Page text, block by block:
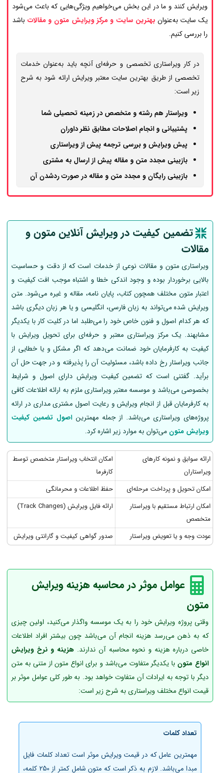
ویرایش کنند و ما در این بخش می‌خواهیم ویژگی‌هایی که باعث می‌شود
یک سایت به‌عنوانبهترین سایت و مرکز ویرایش متون و مقالات باشد
را بررسی کنیم.
در کار ویراستاری تخصصی و حرفه‌ای آنچه باید به‌عنوان خدمات
تخصصی از طریق بهترین سایت معتبر ویرایش ارائه شود به شرح
زیر است:
ویراستار هم ‌رشته و متخصص در زمینه تحصیلی شما
پشتیبانی و انجام اصلاحات مطابق نظر داوران
پیش‌‌ ویرایش و بررسی ترجمه پیش از ویراستاری
بازبینی مجدد متن و مقاله پیش از ارسال به مشتری
بازبینی رایگان و مجدد متن و مقاله در صورت ردشدن آن
تضمین کیفیت در ویرایش آنلاین متون و
مقالات
ویراستاری متون و مقالات نوعی از خدمات است که از دقت و حساسیت
بالایی برخوردار بوده و وجود اندکی خطا و اشتباه موجب افت کیفیت و
اعتبار متون مختلف همچون کتاب، پایان نامه، مقاله و غیره می‌شود. متن
ویرایش شده می‌تواند به زبان فارسی، انگلیسی و یا هر زبان دیگری باشد
که هر کدام اصول و فنون خاص خود را می‌طلبد اما در کلیت کار با یکدیگر
مشابهند. یک مرکز ویراستاری معتبر و حرفه‌ای برای تحویل ویرایش با
کیفیت به کارفرمایان خود ضمانت می‌دهد که اگر مشکل و یا خطایی از
جانب ویراستار رخ داده باشد، مسئولیت آن را پذیرفته و در جهت حل آن
برآید. گفتنی است که تضمین کیفیت ویرایش دارای اصول و شرایط
بخصوصی می‌باشد و موسسه معتبر ویراستاری ملزم به ارائه اطلاعات کافی
به کارفرمایان قبل از انجام ویرایش و رعایت اصول مشتری مداری در ارائه
پروژه‌های ویراستاری می‌باشد. از جمله مهمتریناصول تضمین کیفیت
ویرایش متون می‌توان به موارد زیر اشاره کرد.
ارائه سوابق و نمونه کارهای
ویراستاران
امکان انتخاب ویراستار متخصص توسط
کارفرما
امکان تحویل و پرداخت مرحله‌ای
حفظ اطلاعات و محرمانگی
امکان ارتباط مستقیم با ویراستار
متخصص
ارائه فایل ویرایش (Track Changes)
عودت وجه و یا تعویض ویراستار صدور گواهی کیفیت و گارانتی ویرایش
عوامل موثر در محاسبه هزینه ویرایش
متون
وقتی پروژه ویرایش خود را به یک موسسه واگذار می‌کنید، اولین چیزی
که به ذهن می‌رسد هزینه انجام آن می‌باشد چون بیشتر افراد اطلاعات
خاصی درباره هزینه و نحوه محاسبه آن ندارند. هزینه و نرخ ویرایش
انواع متون با یکدیگر متفاوت می‌باشد و برای انواع متون از متنی به متن
دیگر با توجه به ایرادات آن متفاوت خواهد بود. به طور کلی عوامل موثر بر
قیمت انواع مختلف ویراستاری به شرح زیر است:
تعداد کلمات
مهمترین عامل که در قیمت ویرایش موثر است تعداد کلمات فایل
مبدا می‌باشد. لازم به ذکر است که متون شامل کمتر از 250 کلمه،